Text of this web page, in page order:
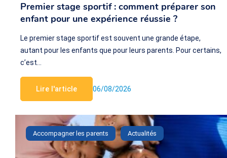
Premier stage sportif : comment préparer son
enfant pour une expérience réussie ?
Le premier stage sportif est souvent une grande étape,
autant pour les enfants que pour leurs parents. Pour certains,
c’est…
Lire l'article 06/08/2026
Accompagner les parents Actualités